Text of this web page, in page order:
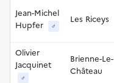
Jean-Michel
Hupfer
♂
Les Riceys
Olivier
Jacquinet
♂
Brienne-Le-
Château